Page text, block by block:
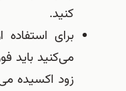
كنید.
برای
می‌كنید باید
زود اكسیده